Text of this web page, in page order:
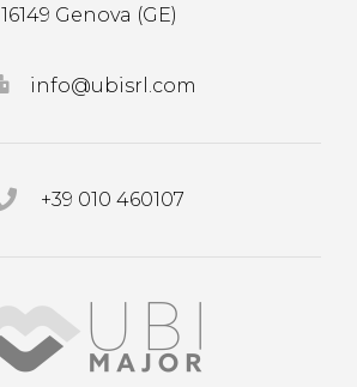
16149 Genova (GE)
info@ubisrl.com
+39 010 460107